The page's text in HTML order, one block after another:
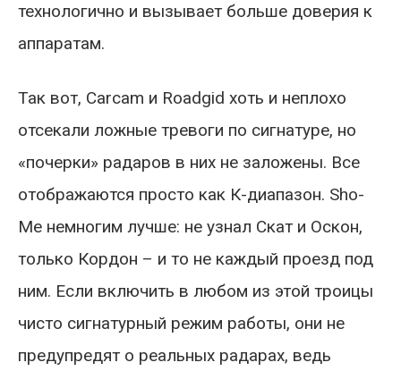
технологично и вызывает больше доверия к
аппаратам.
Так вот, Carcam и Roadgid хоть и неплохо
отсекали ложные тревоги по сигнатуре, но
«почерки» радаров в них не заложены. Все
отображаются просто как К-диапазон. Sho-
Me немногим лучше: не узнал Скат и Оскон,
только Кордон – и то не каждый проезд под
ним. Если включить в любом из этой троицы
чисто сигнатурный режим работы, они не
предупредят о реальных радарах, ведь